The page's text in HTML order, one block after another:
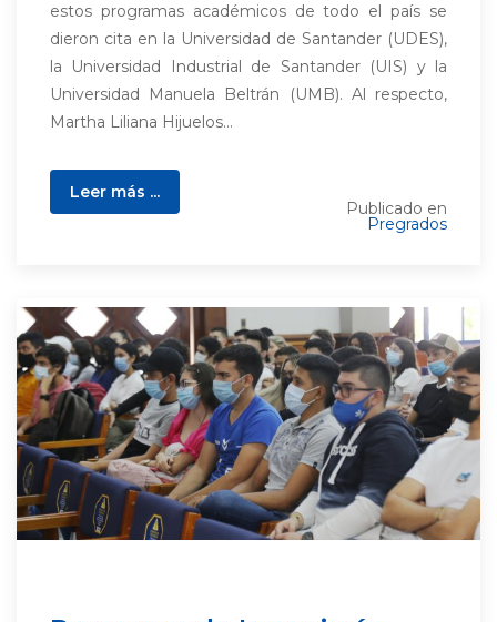
estos programas académicos de todo el país se
dieron cita en la Universidad de Santander (UDES),
la Universidad Industrial de Santander (UIS) y la
Universidad Manuela Beltrán (UMB). Al respecto,
Martha Liliana Hijuelos...
Leer más ...
Publicado en
Pregrados